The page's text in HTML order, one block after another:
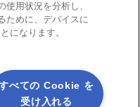
ィア
使用状況を分析し、
ために、デバイスに
になります。
べての Cookie を
受け入れる